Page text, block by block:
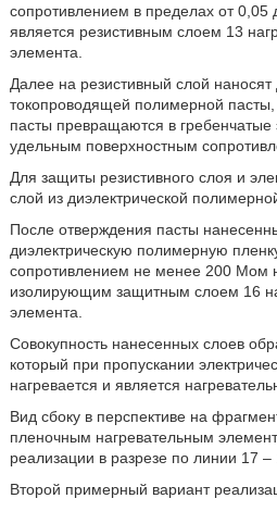
сопротивлением в пределах от 0,05
является резистивным слоем 13
элемента.
Далее на резистивный слой
токопроводящей полимерной
пасты превращаются в гребенчатые
удельным поверхностным
Для защиты резистивного слоя и
слой из диэлектрической
После отверждения пасты
диэлектрическую полимерную
сопротивлением не менее 200 Мом
изолирующим защитным слоем 16
элемента.
Совокупность нанесенных слоев
который при пропускании
нагревается и является
Вид сбоку в перспективе на
пленочным нагревательным
реализации в разрезе по линии 17
Второй примерный вариант